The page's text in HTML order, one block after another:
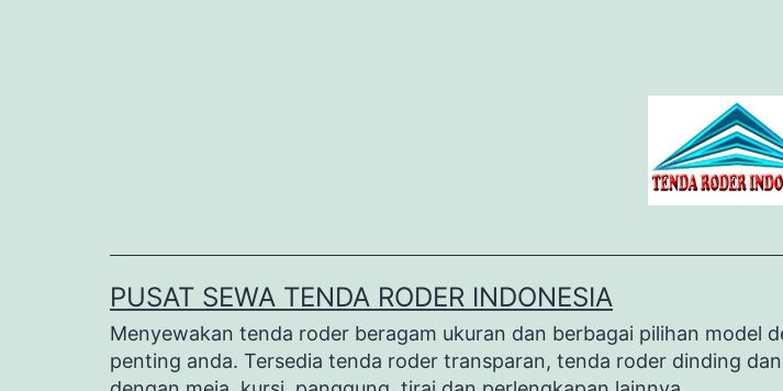
PUSAT SEWA TENDA RODER INDONESIA
Menyewakan tenda roder beragam ukuran dan berbagai pilihan model
penting anda. Tersedia tenda roder transparan, tenda roder dinding